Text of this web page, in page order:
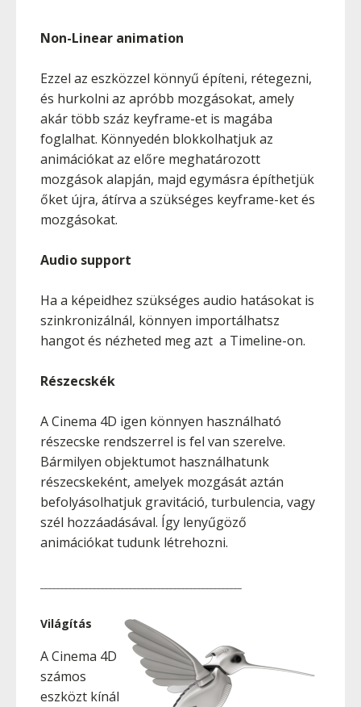
Non-Linear animation
Ezzel az eszközzel könnyű építeni, rétegezni,
és hurkolni az apróbb mozgásokat, amely
akár több száz keyframe-et is magába
foglalhat. Könnyedén blokkolhatjuk az
animációkat az előre meghatározott
mozgások alapján, majd egymásra építhetjük
őket újra, átírva a szükséges keyframe-ket és
mozgásokat.
Audio support
Ha a képeidhez szükséges audio hatásokat is
szinkronizálnál, könnyen importálhatsz
hangot és nézheted meg azt a Timeline-on.
Részecskék
A Cinema 4D igen könnyen használható
részecske rendszerrel is fel van szerelve.
Bármilyen objektumot használhatunk
részecskeként, amelyek mozgását aztán
befolyásolhatjuk gravitáció, turbulencia, vagy
szél hozzáadásával. Így lenyűgöző
animációkat tudunk létrehozni.
Világítás
A Cinema 4D
számos
eszközt kínál